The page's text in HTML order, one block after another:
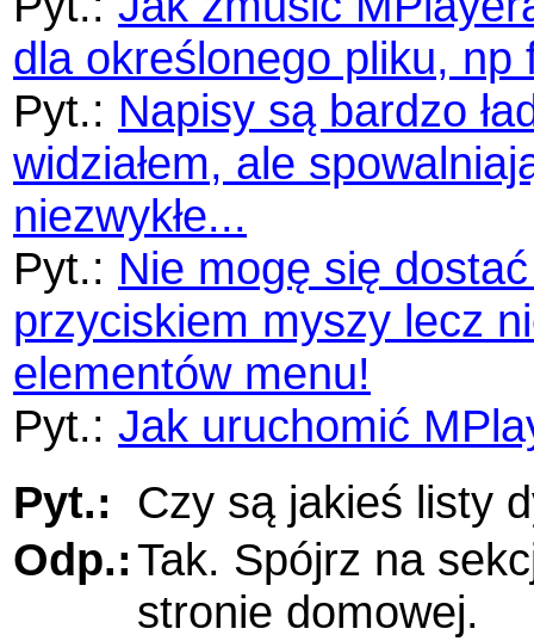
dla określonego pliku, np
Pyt.: Napisy są bardzo
widziałem, ale
niezwykłe...
Pyt.: Nie mogę się
przyciskiem myszy lecz
elementów menu!
Pyt.: Jak uruchomić
Pyt.:
Czy są jakieś listy
Odp.:Tak. Spójrz na
stronie domowej.